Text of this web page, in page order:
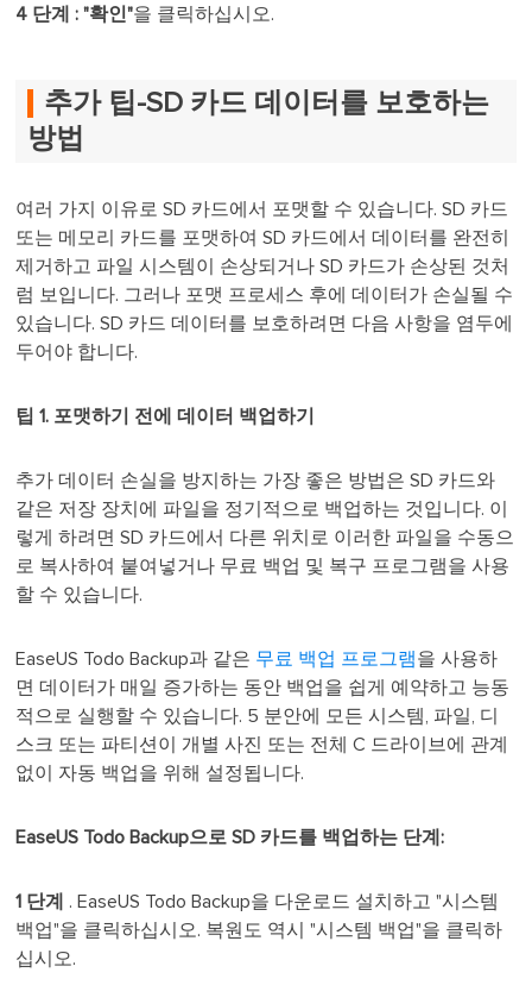
4 단계 : "확인"을 클릭하십시오.
추가 팁-SD 카드 데이터를 보호하는
방법
여러 가지 이유로 SD 카드에서 포맷할 수 있습니다. SD 카드
또는 메모리 카드를 포맷하여 SD 카드에서 데이터를 완전히
제거하고 파일 시스템이 손상되거나 SD 카드가 손상된 것처
럼 보입니다. 그러나 포맷 프로세스 후에 데이터가 손실될 수
있습니다. SD 카드 데이터를 보호하려면 다음 사항을 염두에
두어야 합니다.
팁 1. 포맷하기 전에 데이터 백업하기
추가 데이터 손실을 방지하는 가장 좋은 방법은 SD 카드와
같은 저장 장치에 파일을 정기적으로 백업하는 것입니다. 이
렇게 하려면 SD 카드에서 다른 위치로 이러한 파일을 수동으
로 복사하여 붙여넣거나 무료 백업 및 복구 프로그램을 사용
할 수 있습니다.
EaseUS Todo Backup과 같은 무료 백업 프로그램을 사용하
면 데이터가 매일 증가하는 동안 백업을 쉽게 예약하고 능동
적으로 실행할 수 있습니다. 5 분안에 모든 시스템, 파일, 디
스크 또는 파티션이 개별 사진 또는 전체 C 드라이브에 관계
없이 자동 백업을 위해 설정됩니다.
EaseUS Todo Backup으로 SD 카드를 백업하는 단계:
1 단계 . EaseUS Todo Backup을 다운로드 설치하고 "시스템
백업"을 클릭하십시오. 복원도 역시 "시스템 백업"을 클릭하
십시오.